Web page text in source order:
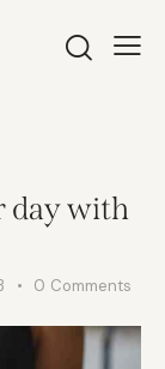
day with
0 Comments